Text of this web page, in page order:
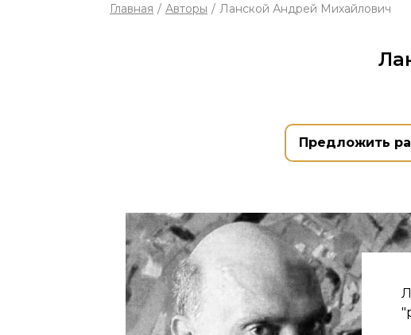
Главная / Авторы / Ланской Андрей Михайлович
Предложить